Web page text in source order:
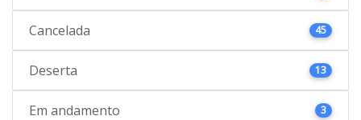
Cancelada 45
Deserta 13
Em andamento 3